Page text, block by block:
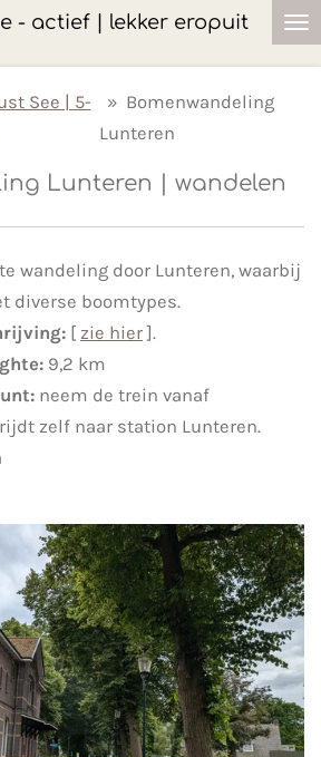
- actief | lekker eropuit
See | 5-
» Bomenwandeling
Lunteren
Lunteren | wandelen
wandeling door Lunteren, waarbij
diverse boomtypes.
[ zie hier].
9,2 km
neem de trein vanaf
zelf naar station Lunteren.